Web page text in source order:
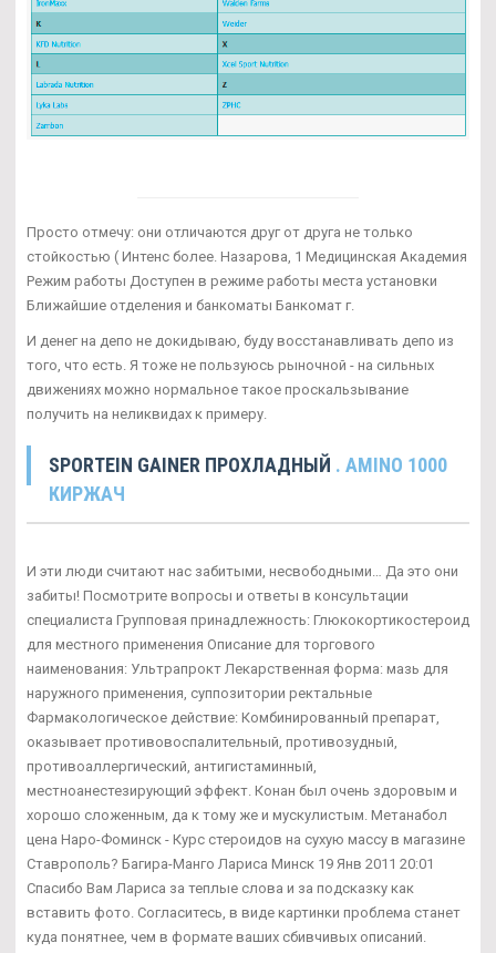
Просто отмечу: они отличаются друг от друга не только
стойкостью ( Интенс более. Назарова, 1 Медицинская Академия
Режим работы Доступен в режиме работы места установки
Ближайшие отделения и банкоматы Банкомат г.
И денег на депо не докидываю, буду восстанавливать депо из
того, что есть. Я тоже не пользуюсь рыночной - на сильных
движениях можно нормальное такое проскальзывание
получить на неликвидах к примеру.
SPORTEIN GAINER ПРОХЛАДНЫЙ . AMINO 1000
КИРЖАЧ
И эти люди считают нас забитыми, несвободными… Да это они
забиты! Посмотрите вопросы и ответы в консультации
специалиста Групповая принадлежность: Глюкокортикостероид
для местного применения Описание для торгового
наименования: Ультрапрокт Лекарственная форма: мазь для
наружного применения, суппозитории ректальные
Фармакологическое действие: Комбинированный препарат,
оказывает противовоспалительный, противозудный,
противоаллергический, антигистаминный,
местноанестезирующий эффект. Конан был очень здоровым и
хорошо сложенным, да к тому же и мускулистым. Метанабол
цена Наро-Фоминск - Курс стероидов на сухую массу в магазине
Ставрополь? Багира-Манго Лариса Минск 19 Янв 2011 20:01
Спасибо Вам Лариса за теплые слова и за подсказку как
вставить фото. Согласитесь, в виде картинки проблема станет
куда понятнее, чем в формате ваших сбивчивых описаний.